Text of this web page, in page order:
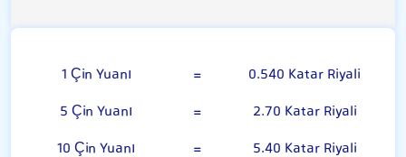
1 Çin Yuanı =
0.540 Katar Riyali
5 Çin Yuanı
=
2.70 Katar Riyali
10 Çin Yuanı
= 5.40 Katar Riyali